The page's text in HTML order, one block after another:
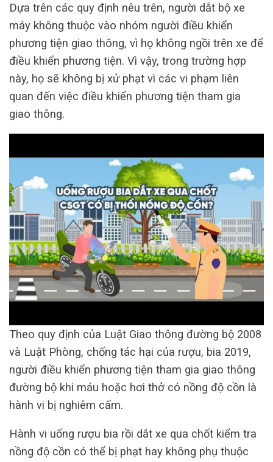
Dựa trên các quy định nêu trên, người dắt bộ xe
máy không thuộc vào nhóm người điều khiển
phương tiện giao thông, vì họ không ngồi trên xe để
điều khiển phương tiện. Vì vậy, trong trường hợp
này, họ sẽ không bị xử phạt vì các vi phạm liên
quan đến việc điều khiển phương tiện tham gia
giao thông.
Theo quy định của Luật Giao thông đường bộ 2008
và Luật Phòng, chống tác hại của rượu, bia 2019,
người điều khiển phương tiện tham gia giao thông
đường bộ khi máu hoặc hơi thở có nồng độ cồn là
hành vi bị nghiêm cấm.
Hành vi uống rượu bia rồi dắt xe qua chốt kiểm tra
nồng độ cồn có thể bị phạt hay không phụ thuộc